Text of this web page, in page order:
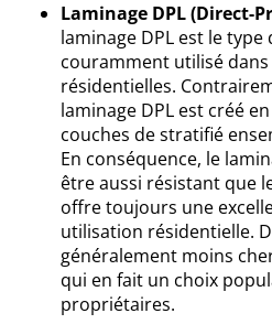
Laminage DPL (Direct-
laminage DPL est le type
couramment utilisé
résidentielles.
laminage DPL est créé
couches de stratifié
En conséquence, le
être aussi résistant que
offre toujours une
utilisation résidentielle.
généralement moins
qui en fait un choix
propriétaires.